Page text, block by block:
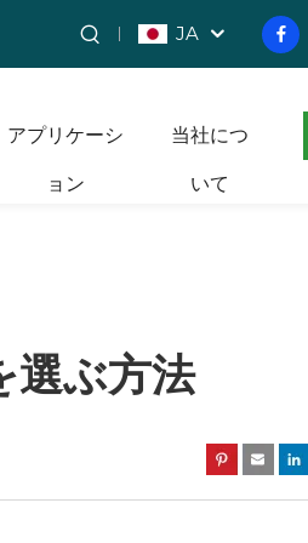
JA
アプリケーシ
ョン
当社につ
いて
選ぶ方法